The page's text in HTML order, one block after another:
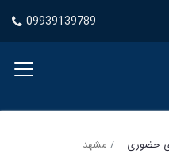
09939139789
حضوری مشهد